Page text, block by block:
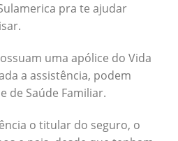
pra te ajudar
uma apólice do Vida
a assistência, podem
de Saúde Familiar.
o titular do seguro, o